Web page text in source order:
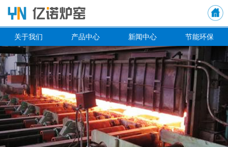
关于我们 产品中心 新闻中心 节能环保